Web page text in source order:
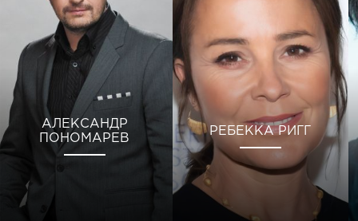
АЛЕКСАНДР
ПОНОМАРЕВ
РЕБЕККА РИГГ